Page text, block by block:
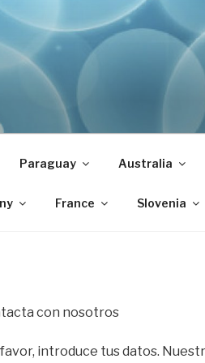
Paraguay Australia
France Slovenia
con nosotros
introduce tus datos.